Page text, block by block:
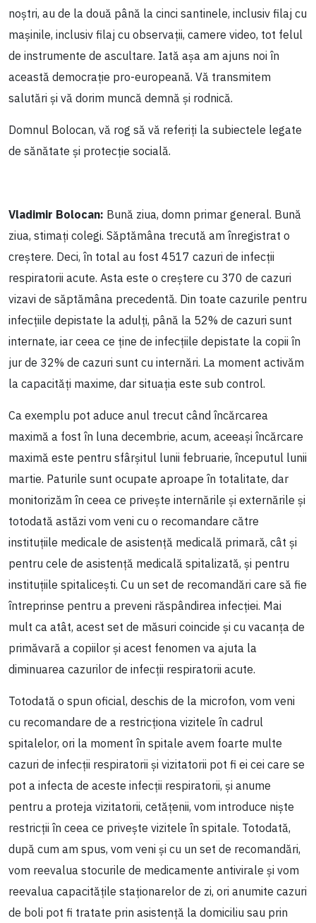
noștri, au de la două până la cinci santinele, inclusiv filaj cu
mașinile, inclusiv filaj cu observații, camere video, tot felul
de instrumente de ascultare. Iată așa am ajuns noi în
această democrație pro-europeană. Vă transmitem
salutări și vă dorim muncă demnă și rodnică.
Domnul Bolocan, vă rog să vă referiți la subiectele legate
de sănătate și protecție socială.
Vladimir Bolocan: Bună ziua, domn primar general. Bună
ziua, stimați colegi. Săptămâna trecută am înregistrat o
creștere. Deci, în total au fost 4517 cazuri de infecții
respiratorii acute. Asta este o creștere cu 370 de cazuri
vizavi de săptămâna precedentă. Din toate cazurile pentru
infecțiile depistate la adulți, până la 52% de cazuri sunt
internate, iar ceea ce ține de infecțiile depistate la copii în
jur de 32% de cazuri sunt cu internări. La moment activăm
la capacități maxime, dar situația este sub control.
Ca exemplu pot aduce anul trecut când încărcarea
maximă a fost în luna decembrie, acum, aceeași încărcare
maximă este pentru sfârșitul lunii februarie, începutul lunii
martie. Paturile sunt ocupate aproape în totalitate, dar
monitorizăm în ceea ce privește internările și externările și
totodată astăzi vom veni cu o recomandare către
instituțiile medicale de asistență medicală primară, cât și
pentru cele de asistență medicală spitalizată, și pentru
instituțiile spitalicești. Cu un set de recomandări care să fie
întreprinse pentru a preveni răspândirea infecției. Mai
mult ca atât, acest set de măsuri coincide și cu vacanța de
primăvară a copiilor și acest fenomen va ajuta la
diminuarea cazurilor de infecții respiratorii acute.
Totodată o spun oficial, deschis de la microfon, vom veni
cu recomandare de a restricționa vizitele în cadrul
spitalelor, ori la moment în spitale avem foarte multe
cazuri de infecții respiratorii și vizitatorii pot fi ei cei care se
pot a infecta de aceste infecții respiratorii, și anume
pentru a proteja vizitatorii, cetățenii, vom introduce niște
restricții în ceea ce privește vizitele în spitale. Totodată,
după cum am spus, vom veni și cu un set de recomandări,
vom reevalua stocurile de medicamente antivirale și vom
reevalua capacitățile staționarelor de zi, ori anumite cazuri
de boli pot fi tratate prin asistență la domiciliu sau prin